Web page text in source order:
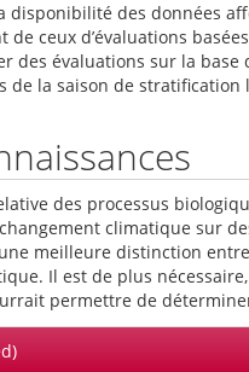
disponibilité des données
ceux d’évaluations
des évaluations sur la
de la saison de
des processus
climatique sur
meilleure distinction
Il est de plus
permettre de